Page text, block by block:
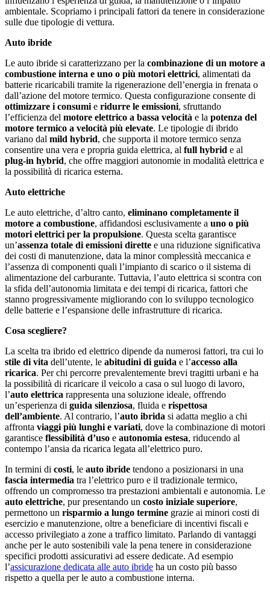
ambientale. Scopriamo i principali fattori da tenere in considerazione
sulle due tipologie di vettura.
Auto ibride
Le auto ibride si caratterizzano per la combinazione di un motore a
combustione interna e uno o più motori elettrici, alimentati da
batterie ricaricabili tramite la rigenerazione dell’energia in frenata o
dall’azione del motore termico. Questa configurazione consente di
ottimizzare i consumi e ridurre le emissioni, sfruttando
l’efficienza del motore elettrico a bassa velocità e la potenza del
motore termico a velocità più elevate. Le tipologie di ibrido
variano dal mild hybrid, che supporta il motore termico senza
consentire una vera e propria guida elettrica, al full hybrid e al
plug-in hybrid, che offre maggiori autonomie in modalità elettrica e
la possibilità di ricarica esterna.
Auto elettriche
Le auto elettriche, d’altro canto, eliminano completamente il
motore a combustione, affidandosi esclusivamente a uno o più
motori elettrici per la propulsione. Questa scelta garantisce
un’assenza totale di emissioni dirette e una riduzione significativa
dei costi di manutenzione, data la minor complessità meccanica e
l’assenza di componenti quali l’impianto di scarico o il sistema di
alimentazione del carburante. Tuttavia, l’auto elettrica si scontra con
la sfida dell’autonomia limitata e dei tempi di ricarica, fattori che
stanno progressivamente migliorando con lo sviluppo tecnologico
delle batterie e l’espansione delle infrastrutture di ricarica.
Cosa scegliere?
La scelta tra ibrido ed elettrico dipende da numerosi fattori, tra cui lo
stile di vita dell’utente, le abitudini di guida e l’accesso alla
ricarica. Per chi percorre prevalentemente brevi tragitti urbani e ha
la possibilità di ricaricare il veicolo a casa o sul luogo di lavoro,
l’auto elettrica rappresenta una soluzione ideale, offrendo
un’esperienza di guida silenziosa, fluida e rispettosa
dell’ambiente. Al contrario, l’auto ibrida si adatta meglio a chi
affronta viaggi più lunghi e variati, dove la combinazione di motori
garantisce flessibilità d’uso e autonomia estesa, riducendo al
contempo l’ansia da ricarica legata all’elettrico puro.
In termini di costi, le auto ibride tendono a posizionarsi in una
fascia intermedia tra l’elettrico puro e il tradizionale termico,
offrendo un compromesso tra prestazioni ambientali e autonomia. Le
auto elettriche, pur presentando un costo iniziale superiore,
permettono un risparmio a lungo termine grazie ai minori costi di
esercizio e manutenzione, oltre a beneficiare di incentivi fiscali e
accesso privilegiato a zone a traffico limitato. Parlando di vantaggi
anche per le auto sostenibili vale la pena tenere in considerazione
specifici prodotti assicurativi ad essere dedicate. Ad esempio
l’assicurazione dedicata alle auto ibride ha un costo più basso
rispetto a quella per le auto a combustione interna.